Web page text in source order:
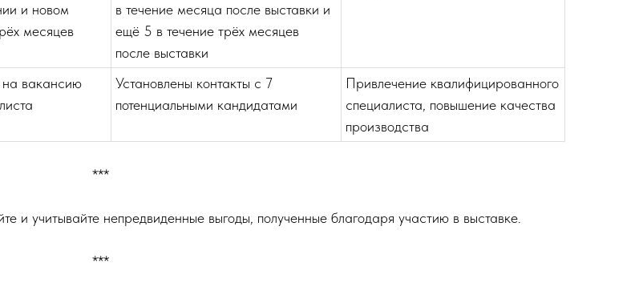
и новом
месяцев
в течение месяца после выставки и
ещё 5 в течение трёх месяцев
после выставки
вакансию
Установлены контакты с 7
потенциальными кандидатами
Привлечение квалифицированного
специалиста, повышение качества
производства
***
и учитывайте непредвиденные выгоды, полученные благодаря участию в выставке.
***